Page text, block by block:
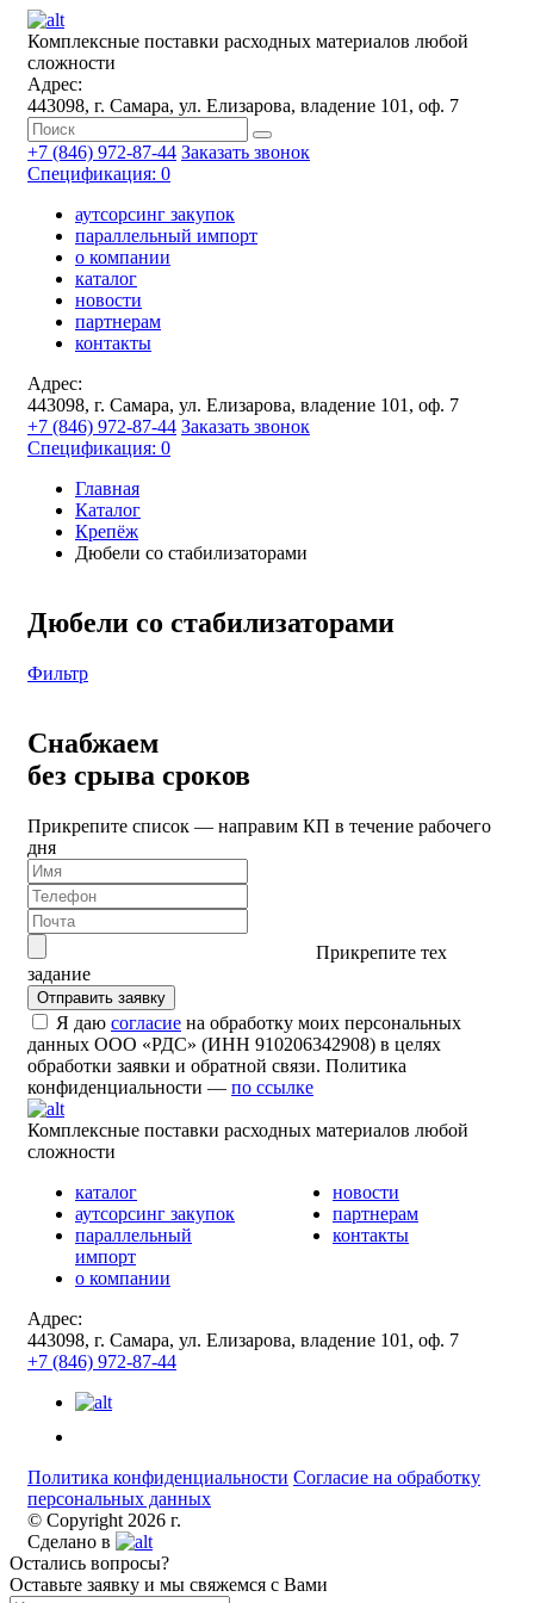
Комплексные поставки расходных материалов любой
сложности
Адрес:
443098, г. Самара, ул. Елизарова, владение 101, оф. 7
+7 (846) 972-87-44 Заказать звонок
Спецификация: 0
аутсорсинг закупок
параллельный импорт
о компании
каталог
новости
партнерам
контакты
Адрес:
443098, г. Самара, ул. Елизарова, владение 101, оф. 7
+7 (846) 972-87-44 Заказать звонок
Спецификация: 0
Главная
Каталог
Крепёж
Дюбели со стабилизаторами
Дюбели со стабилизаторами
Фильтр
Снабжаем
без срыва сроков
Прикрепите список — направим КП в течение рабочего
дня
Прикрепите тех
задание
Я даю согласие на обработку моих персональных
данных ООО «РДС» (ИНН 910206342908) в целях
обработки заявки и обратной связи. Политика
конфиденциальности — по ссылке
Комплексные поставки расходных материалов любой
сложности
каталог
аутсорсинг закупок
параллельный
импорт
о компании
новости
партнерам
контакты
Адрес:
443098, г. Самара, ул. Елизарова, владение 101, оф. 7
+7 (846) 972-87-44
Политика конфиденциальности Согласие на обработку
персональных данных
© Copyright 2026 г.
Сделано в
Остались вопросы?
Оставьте заявку и мы свяжемся с Вами